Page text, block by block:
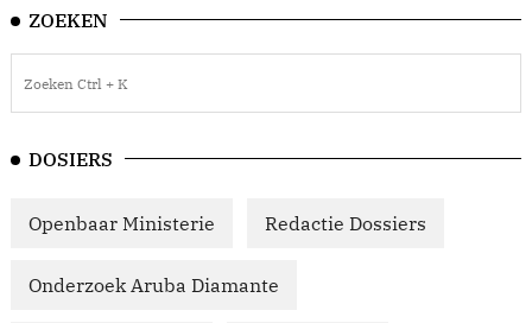
ZOEKEN
DOSIERS
Openbaar Ministerie Redactie Dossiers
Onderzoek Aruba Diamante